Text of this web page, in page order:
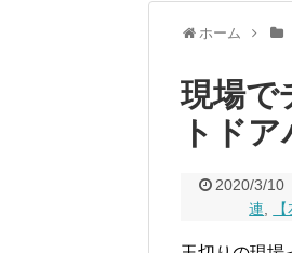
ホーム
現場で
トド
2020/3/10
連